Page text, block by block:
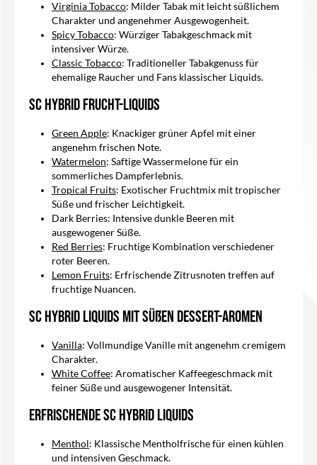
Virginia Tobacco: Milder Tabak mit leicht süßlichem
Charakter und angenehmer Ausgewogenheit.
Spicy Tobacco: Würziger Tabakgeschmack mit
intensiver Würze.
Classic Tobacco: Traditioneller Tabakgenuss für
ehemalige Raucher und Fans klassischer Liquids.
SC Hybrid Frucht-Liquids
Green Apple: Knackiger grüner Apfel mit einer
angenehm frischen Note.
Watermelon: Saftige Wassermelone für ein
sommerliches Dampferlebnis.
Tropical Fruits: Exotischer Fruchtmix mit tropischer
Süße und frischer Leichtigkeit.
Dark Berries: Intensive dunkle Beeren mit
ausgewogener Süße.
Red Berries: Fruchtige Kombination verschiedener
roter Beeren.
Lemon Fruits: Erfrischende Zitrusnoten treffen auf
fruchtige Nuancen.
SC Hybrid Liquids mit süßen Dessert-Aromen
Vanilla: Vollmundige Vanille mit angenehm cremigem
Charakter.
White Coffee: Aromatischer Kaffeegeschmack mit
feiner Süße und ausgewogener Intensität.
Erfrischende SC Hybrid Liquids
Menthol: Klassische Mentholfrische für einen kühlen
und intensiven Geschmack.